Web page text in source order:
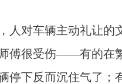
对车辆主动礼让的
傅很受伤——有的在
停下反而沉住气了